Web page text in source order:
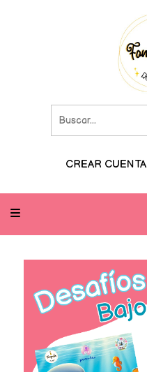
CREAR CUENTA